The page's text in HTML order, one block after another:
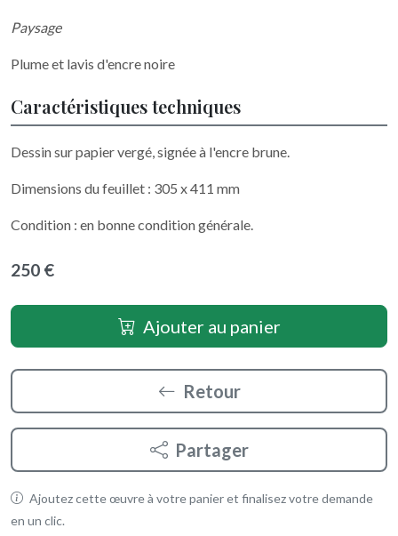
Paysage
Plume et lavis d'encre noire
Caractéristiques techniques
Dessin sur papier vergé, signée à l'encre brune.
Dimensions du feuillet : 305 x 411 mm
Condition : en bonne condition générale.
250 €
Ajouter au panier
Retour
Partager
Ajoutez cette œuvre à votre panier et finalisez votre demande
en un clic.